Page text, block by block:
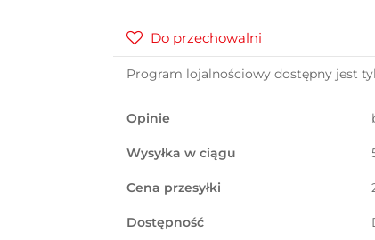
Do przechowalni
Program lojalnościowy dostępny jest
Opinie
Wysyłka w ciągu
Cena przesyłki
Dostępność